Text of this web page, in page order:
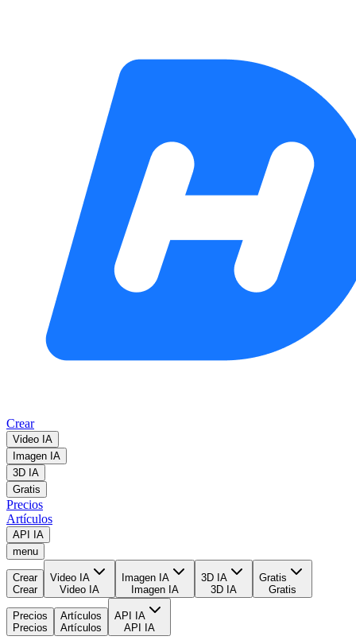
Crear
Video IA
Imagen IA
3D IA
Gratis
Precios
Artículos
API IA
menu
Crear
Crear
Video IA
Video IA
Imagen IA
Imagen IA
3D IA
3D IA
Gratis
Gratis
Precios
Precios
Artículos
Artículos
API IA
API IA